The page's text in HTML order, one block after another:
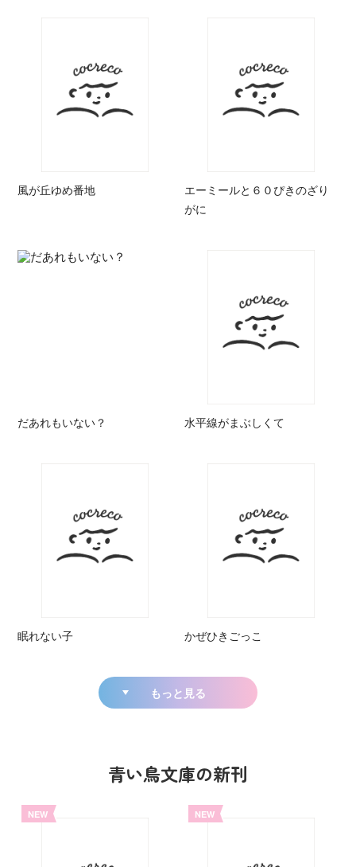
風が丘ゆめ番地
エーミールと６０ぴきのざり
がに
だあれもいない？ 水平線がまぶしくて
眠れない子 かぜひきごっこ
もっと見る
青い鳥文庫の新刊
NEW NEW